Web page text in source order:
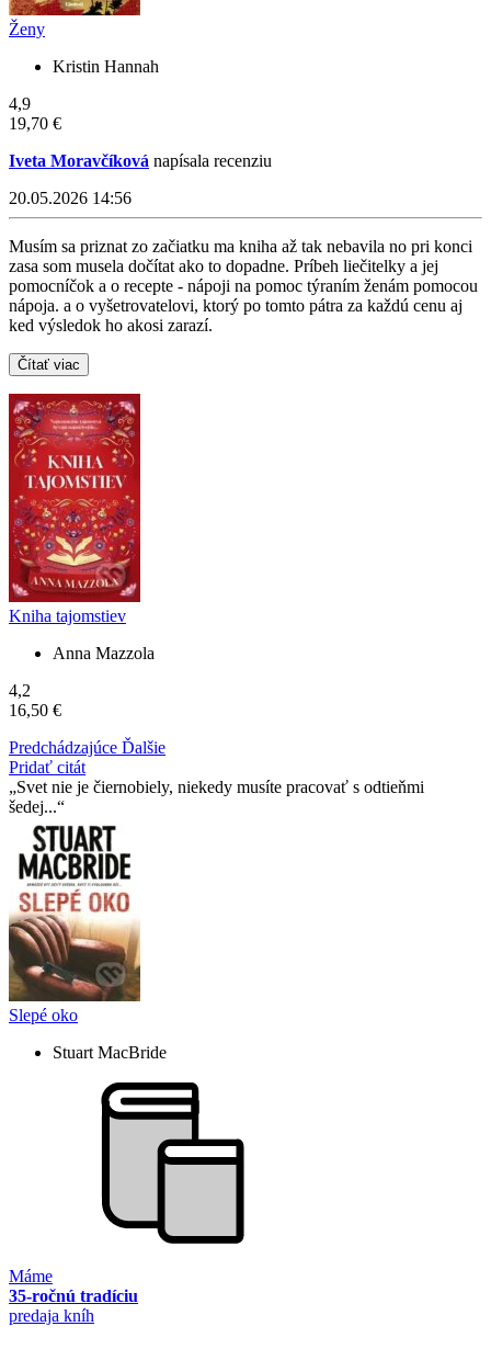
Ženy
Kristin Hannah
4,9
19,70 €
Iveta Moravčíková napísala recenziu
20.05.2026 14:56
Musím sa priznat zo začiatku ma kniha až tak nebavila no pri konci
zasa som musela dočítat ako to dopadne. Príbeh liečitelky a jej
pomocníčok a o recepte - nápoji na pomoc týraním ženám pomocou
nápoja. a o vyšetrovatelovi, ktorý po tomto pátra za každú cenu aj
ked výsledok ho akosi zarazí.
Čítať viac
Kniha tajomstiev
Anna Mazzola
4,2
16,50 €
Predchádzajúce Ďalšie
Pridať citát
Svet nie je čiernobiely, niekedy musíte pracovať s odtieňmi
šedej...
Slepé oko
Stuart MacBride
Máme
35-ročnú tradíciu
predaja kníh